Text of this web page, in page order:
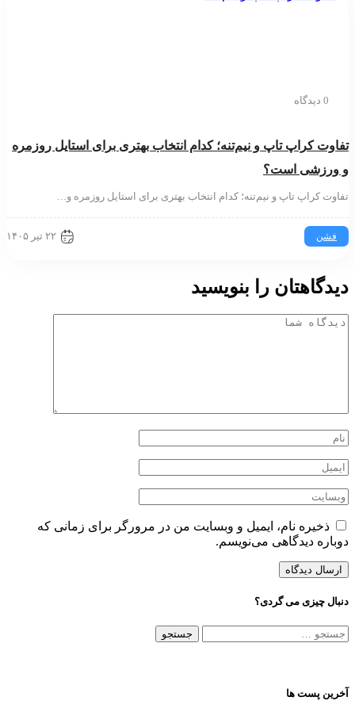
کراپ تاپ و نیم‌تنه؛ کدام انتخاب بهتری برای استایل روزمره
است؟
کراپ تاپ و نیم‌تنه؛ کدام انتخاب بهتری برای استایل روزمره و…
فشن ۲۲ تیر ۱۴۰۵
را بنویسید
ذخیره نام، ایمیل و وبسایت من در مرورگر برای زمانی که
دیدگاهی می‌نویسم.
چیزی می گردی؟
پست ها